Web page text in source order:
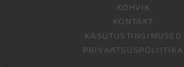
KOHVIK
KONTAKT
KASUTUSTINGIMUSED
PRIVAATSUSPOLIITIKA